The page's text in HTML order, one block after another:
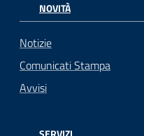
NOVITÀ
Notizie
Comunicati Stampa
Avvisi